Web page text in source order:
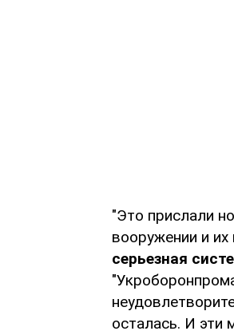
"Это прислали
вооружении и
серьезная
осталась. И эти